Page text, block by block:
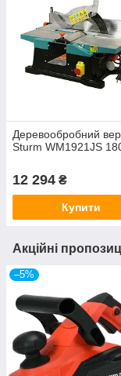
Деревообробний
Sturm WM1921JS
12 294 ₴
Купити
Акційні
–5%